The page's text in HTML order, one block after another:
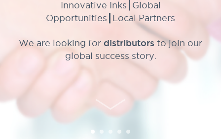
Innovative Inks┃Global
Opportunities┃Local Partners
We are looking for distributors to join our
global success story.